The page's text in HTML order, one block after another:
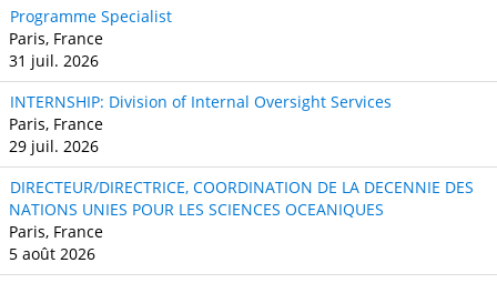
Programme Specialist
Paris, France
31 juil. 2026
INTERNSHIP: Division of Internal Oversight Services
Paris, France
29 juil. 2026
DIRECTEUR/DIRECTRICE, COORDINATION DE LA DECENNIE DES
NATIONS UNIES POUR LES SCIENCES OCEANIQUES
Paris, France
5 août 2026